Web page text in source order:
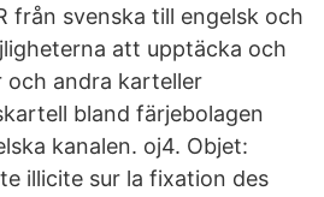
från svenska till engelsk och
att upptäcka och
och andra karteller
bland färjebolagen
kanalen. oj4. Objet:
illicite sur la fixation des